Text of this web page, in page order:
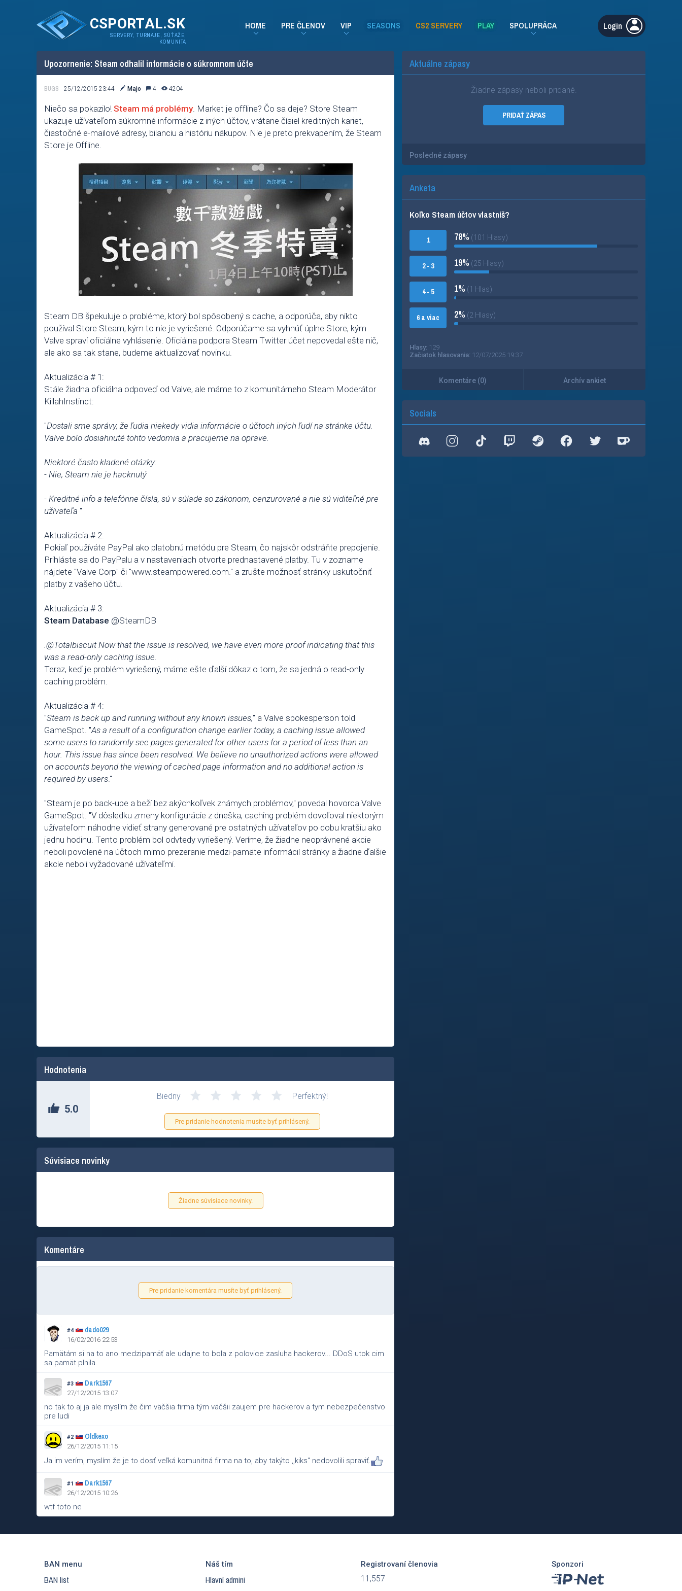
CSPORTAL.SK
SERVERY, TURNAJE, SÚŤAŽE,
KOMUNITA
HOME PRE ČLENOV VIP SEASONS CS2 SERVERY PLAY SPOLUPRÁCA Login
Upozornenie: Steam odhalil informácie o súkromnom účte
BUGS 25/12/2015 23:44 Majo 4 4204
Niečo sa pokazilo! Steam má problémy. Market je offline? Čo sa deje? Store Steam
ukazuje užívateľom súkromné informácie z iných účtov, vrátane čísiel kreditných kariet,
čiastočné e-mailové adresy, bilanciu a históriu nákupov. Nie je preto prekvapením, že Steam
Store je Offline.
Steam DB špekuluje o probléme, ktorý bol spôsobený s cache, a odporúča, aby nikto
používal Store Steam, kým to nie je vyriešené. Odporúčame sa vyhnúť úplne Store, kým
Valve spraví oficiálne vyhlásenie. Oficiálna podpora Steam Twitter účet nepovedal ešte nič,
ale ako sa tak stane, budeme aktualizovať novinku.
Aktualizácia # 1:
Stále žiadna oficiálna odpoveď od Valve, ale máme to z komunitárneho Steam Moderátor
KillahInstinct:
"Dostali sme správy, že ľudia niekedy vidia informácie o účtoch iných ľudí na stránke účtu.
Valve bolo dosiahnuté tohto vedomia a pracujeme na oprave.
Niektoré často kladené otázky:
- Nie, Steam nie je hacknutý
- Kreditné info a telefónne čísla, sú v súlade so zákonom, cenzurované a nie sú viditeľné pre
užívateľa "
Aktualizácia # 2:
Pokiaľ používáte PayPal ako platobnú metódu pre Steam, čo najskôr odstráňte prepojenie.
Prihláste sa do PayPalu a v nastaveniach otvorte prednastavené platby. Tu v zozname
nájdete "Valve Corp" či "www.steampowered.com." a zrušte možnosť stránky uskutočniť
platby z vašeho účtu.
Aktualizácia # 3:
Steam Database ‏@SteamDB
.@Totalbiscuit Now that the issue is resolved, we have even more proof indicating that this
was a read-only caching issue.
Teraz, keď je problém vyriešený, máme ešte ďalší dôkaz o tom, že sa jedná o read-only
caching problém.
Aktualizácia # 4:
"Steam is back up and running without any known issues," a Valve spokesperson told
GameSpot. "As a result of a configuration change earlier today, a caching issue allowed
some users to randomly see pages generated for other users for a period of less than an
hour. This issue has since been resolved. We believe no unauthorized actions were allowed
on accounts beyond the viewing of cached page information and no additional action is
required by users."
"Steam je po back-upe a beží bez akýchkoľvek známych problémov," povedal hovorca Valve
GameSpot. "V dôsledku zmeny konfigurácie z dneška, caching problém dovoľoval niektorým
užívateľom náhodne vidieť strany generované pre ostatných užívateľov po dobu kratšiu ako
jednu hodinu. Tento problém bol odvtedy vyriešený. Veríme, že žiadne neoprávnené akcie
neboli povolené na účtoch mimo prezeranie medzi-pamäte informácií stránky a žiadne ďalšie
akcie neboli vyžadované užívateľmi.
Hodnotenia
5.0
Biedny Perfektný!
Pre pridanie hodnotenia musíte byť prihlásený.
Súvisiace novinky
Žiadne súvisiace novinky.
Komentáre
Pre pridanie komentára musíte byť prihlásený.
#4 dado029
16/02/2016 22:53
Pamätám si na to ano medzipamäť ale udajne to bola z polovice zasluha hackerov... DDoS utok cim
sa pamät plnila.
#3 Dark1567
27/12/2015 13:07
no tak to aj ja ale myslím že čim väčšia firma tým väčšii zaujem pre hackerov a tym nebezpečenstvo
pre ludi
#2 Oldkexo
26/12/2015 11:15
Ja im verím, myslím že je to dosť veľká komunitná firma na to, aby takýto ,,kiks" nedovolili spraviť.
#1 Dark1567
26/12/2015 10:26
wtf toto ne
Aktuálne zápasy
Žiadne zápasy neboli pridané.
PRIDAŤ ZÁPAS
Posledné zápasy
Anketa
Koľko Steam účtov vlastníš?
1
2 - 3
4 - 5
6 a viac
78% (101 Hlasy)
19% (25 Hlasy)
1% (1 Hlas)
2% (2 Hlasy)
Hlasy: 129
Začiatok hlasovania: 12/07/2025 19:37
Komentáre (0) Archív ankiet
Socials
BAN menu
BAN list
Náš tím
Hlavní admini
Registrovaní členovia
11,557
Sponzori